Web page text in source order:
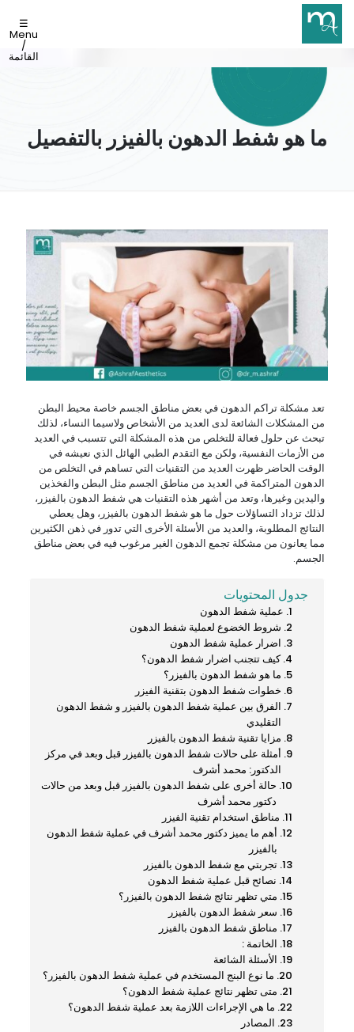
☰
Menu
/
القائمة
ما هو شفط الدهون بالفيزر بالتفصيل
تعد مشكلة تراكم الدهون في بعض مناطق الجسم خاصة محيط البطن
من المشكلات الشائعة لدى العديد من الأشخاص ولاسيما النساء، لذلك
تبحث عن حلول فعالة للتخلص من هذه المشكلة التي تتسبب في العديد
من الأزمات النفسية، ولكن مع التقدم الطبي الهائل الذي نعيشه في
الوقت الحاضر ظهرت العديد من التقنيات التي تساهم في التخلص من
الدهون المتراكمة في العديد من مناطق الجسم مثل البطن والفخذين
واليدين وغيرها، وتعد من أشهر هذه التقنيات هي شفط الدهون بالفيزر،
لذلك تزداد التساؤلات حول ما هو شفط الدهون بالفيزر، وهل يعطي
النتائج المطلوبة، والعديد من الأسئلة الأخرى التي تدور في ذهن الكثيرين
مما يعانون من مشكلة تجمع الدهون الغير مرغوب فيه في بعض مناطق
الجسم.
جدول المحتويات
عملية شفط الدهون
شروط الخضوع لعملية شفط الدهون
اضرار عملية شفط الدهون
كيف تتجنب اضرار شفط الدهون؟
ما هو شفط الدهون بالفيزر؟
خطوات شفط الدهون بتقنية الفيزر
الفرق بين عملية شفط الدهون بالفيزر و شفط الدهون
التقليدي
مزايا تقنية شفط الدهون بالفيزر
أمثلة على حالات شفط الدهون بالفيزر قبل وبعد في مركز
الدكتور: محمد أشرف
حالة أخرى على شفط الدهون بالفيزر قبل وبعد من حالات
دكتور محمد أشرف
مناطق استخدام تقنية الفيزر
أهم ما يميز دكتور محمد أشرف في عملية شفط الدهون
بالفيزر
تجربتي مع شفط الدهون بالفيزر
نصائح قبل عملية شفط الدهون
متي تظهر نتائج شفط الدهون بالفيزر؟
سعر شفط الدهون بالفيزر
مناطق شفط الدهون بالفيزر
الخاتمة :
الأسئلة الشائعة
ما نوع البنج المستخدم في عملية شفط الدهون بالفيزر؟
متى تظهر نتائج عملية شفط الدهون؟
ما هي الإجراءات اللازمة بعد عملية شفط الدهون؟
المصادر